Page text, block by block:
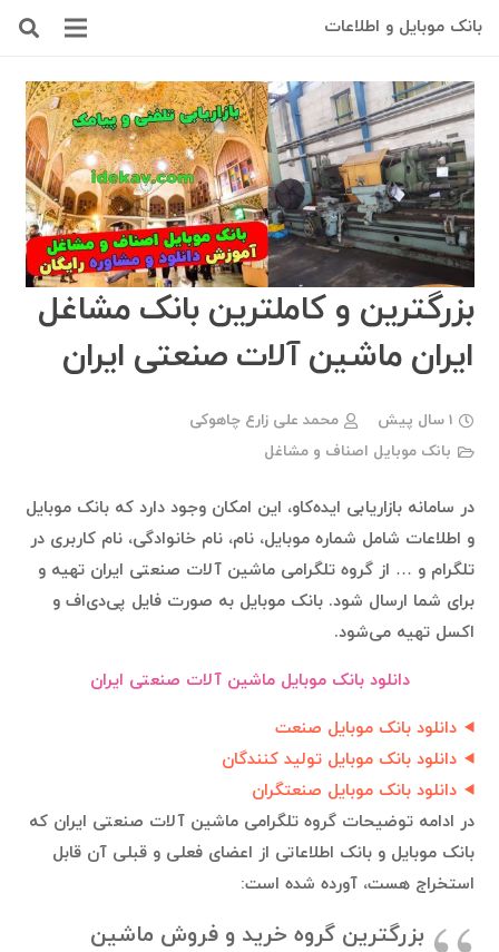
بانک موبایل و اطلاعات
بزرگترین و کاملترین بانک مشاغل
ایران ماشین آلات صنعتی ایران
1 سال پیش
محمد علی زارع چاهوکی
بانک موبایل اصناف و مشاغل
در سامانه بازاریابی ایده‌کاو، این امکان وجود دارد که بانک موبایل
و اطلاعات شامل شماره موبایل، نام، نام خانوادگی، نام کاربری در
تلگرام و … از گروه تلگرامی ماشین آلات صنعتی ایران تهیه و
برای شما ارسال شود. بانک موبایل به صورت فایل پی‌دی‌اف و
اکسل تهیه می‌شود.
دانلود بانک موبایل ماشین آلات صنعتی ایران
دانلود بانک موبایل صنعت
دانلود بانک موبایل تولید کنندگان
دانلود بانک موبایل صنعتگران
در ادامه توضیحات گروه تلگرامی ماشین آلات صنعتی ایران که
بانک موبایل و بانک اطلاعاتی از اعضای فعلی و قبلی آن قابل
استخراج هست، آورده شده است:
بزرگترین گروه خرید و فروش ماشین